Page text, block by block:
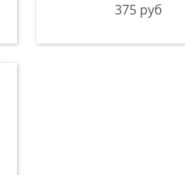
375 руб